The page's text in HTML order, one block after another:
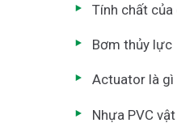
Tính chất của
Bơm thủy lực
Actuator là gì
Nhựa PVC